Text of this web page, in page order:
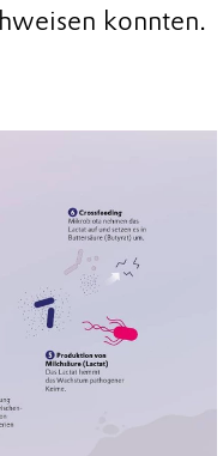
konnten.